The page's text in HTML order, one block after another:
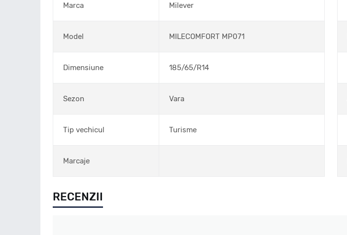
Marca Milever
Model MILECOMFORT MP071
Dimensiune 185/65/R14
Sezon Vara
Tip vechicul Turisme
Marcaje
RECENZII